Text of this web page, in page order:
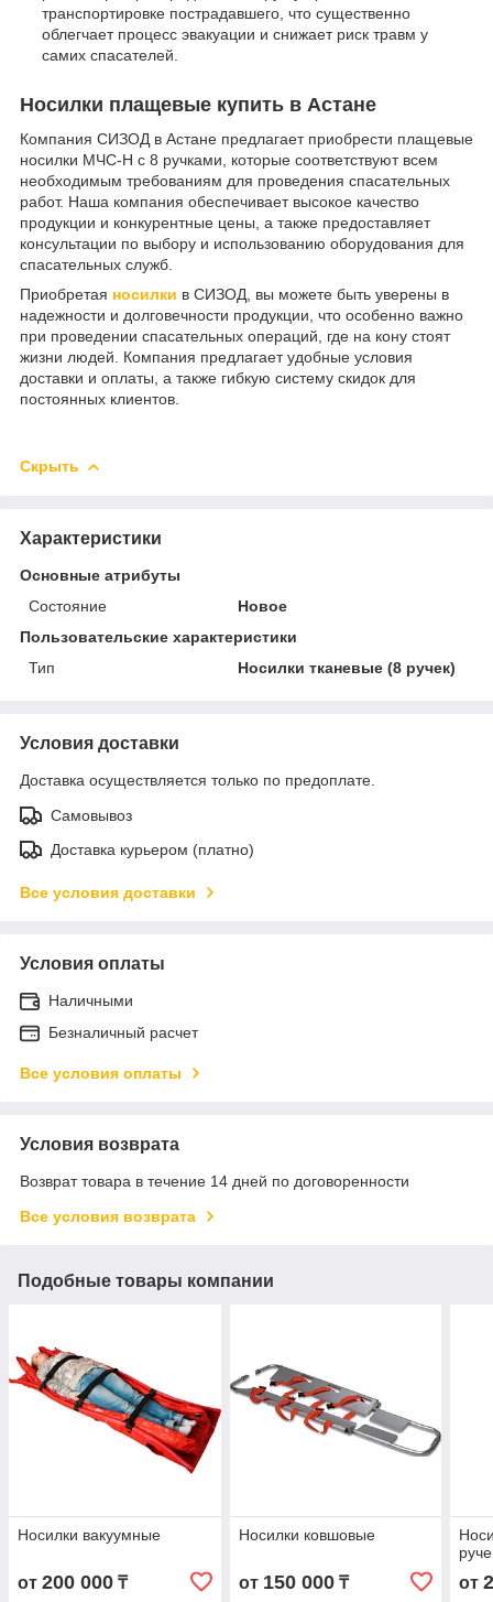
транспортировке пострадавшего, что существенно
облегчает процесс эвакуации и снижает риск травм у
самих спасателей.
Носилки плащевые купить в Астане
Компания СИЗОД в Астане предлагает приобрести плащевые
носилки МЧС-Н с 8 ручками, которые соответствуют всем
необходимым требованиям для проведения спасательных
работ. Наша компания обеспечивает высокое качество
продукции и конкурентные цены, а также предоставляет
консультации по выбору и использованию оборудования для
спасательных служб.
Приобретая носилки в СИЗОД, вы можете быть уверены в
надежности и долговечности продукции, что особенно важно
при проведении спасательных операций, где на кону стоят
жизни людей. Компания предлагает удобные условия
доставки и оплаты, а также гибкую систему скидок для
постоянных клиентов.
Скрыть
Характеристики
Основные атрибуты
Состояние
Новое
Пользовательские характеристики
Тип
Носилки тканевые (8 ручек)
Условия доставки
Доставка осуществляется только по предоплате.
Самовывоз
Доставка курьером (платно)
Все условия доставки
Условия оплаты
Наличными
Безналичный расчет
Все условия оплаты
Условия возврата
Возврат товара в течение 14 дней по договоренности
Все условия возврата
Подобные товары компании
Носилки вакуумные
от 200 000 ₸
Носилки ковшовые
от 150 000₸ от